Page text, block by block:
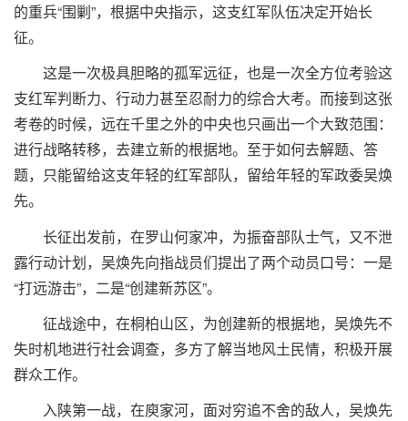
的重兵“围剿”，根据中央指示，这支红军队伍决定开始长
征。
这是一次极具胆略的孤军远征，也是一次全方位考验这
支红军判断力、行动力甚至忍耐力的综合大考。而接到这张
考卷的时候，远在千里之外的中央也只画出一个大致范围：
进行战略转移，去建立新的根据地。至于如何去解题、答
题，只能留给这支年轻的红军部队，留给年轻的军政委吴焕
先。
长征出发前，在罗山何家冲，为振奋部队士气，又不泄
露行动计划，吴焕先向指战员们提出了两个动员口号：一是
“打远游击”，二是“创建新苏区”。
征战途中，在桐柏山区，为创建新的根据地，吴焕先不
失时机地进行社会调查，多方了解当地风土民情，积极开展
群众工作。
入陕第一战，在庾家河，面对穷追不舍的敌人，吴焕先